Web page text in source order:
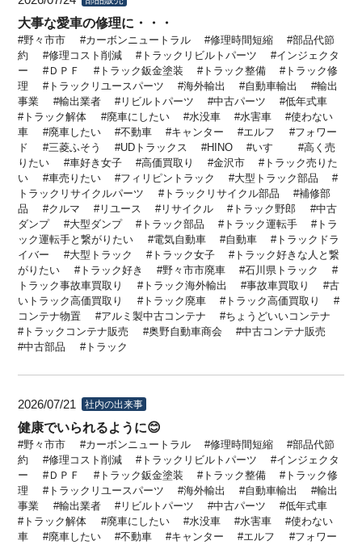
大事な愛車の修理に・・・
野々市市 カーボンニュートラル 修理時間短縮
部品代節
約
修理コスト削減 トラックリビルトパーツ
インジェクタ
ー
ＤＰＦ トラック鈑金塗装 トラック整備
トラック修
理
トラックリユースパーツ 海外輸出 自動車輸出
輸出
事業
輸出業者 リビルトパーツ 中古パーツ
低年式車
トラック解体
廃車にしたい 水没車 水害車
使わない
車
廃車したい 不動車 キャンター エルフ
フォワー
ド
三菱ふそう UDトラックス HINO いすゞ
高く売
りたい
車好き女子 高価買取り 金沢市
トラック売りた
い
車売りたい フィリピントラック
大型トラック部品
トラックリサイクルパーツ
トラックリサイクル部品
補修部
品
クルマ リユース リサイクル トラック野郎
中古
ダンプ
大型ダンプ トラック部品 トラック運転手
トラ
ック運転手と繋がりたい
電気自動車 自動車
トラックドラ
イバー
大型トラック トラック女子
トラック好きな人と繋
がりたい
トラック好き 野々市市廃車
石川県トラック
トラック事故車買取り
トラック海外輸出 事故車買取り
古
いトラック高価買取り
トラック廃車
トラック高価買取り
コンテナ物置
アルミ製中古コンテナ
ちょうどいいコンテナ
トラックコンテナ販売
奥野自動車商会
中古コンテナ販売
中古部品
トラック
2026/07/21 社内の出来事
健康でいられるように😊
野々市市 カーボンニュートラル 修理時間短縮
部品代節
約
修理コスト削減 トラックリビルトパーツ
インジェクタ
ー
ＤＰＦ トラック鈑金塗装 トラック整備
トラック修
理
トラックリユースパーツ 海外輸出 自動車輸出
輸出
事業
輸出業者 リビルトパーツ 中古パーツ
低年式車
トラック解体
廃車にしたい 水没車 水害車
使わない
車
廃車したい 不動車 キャンター エルフ
フォワー